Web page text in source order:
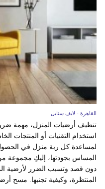
القاهرة - لايف ستايل
تنظيف أرضيات المنزل، مهمة
استخدام التقنيات أو المنتجات
لمساعدة كل ربة منزل في
المساس بجودتها، إليكِ مجموعة
دون قصد وتسبب الضرر لأرضية
المنتظرة، وكيفية تجنبها. مسح